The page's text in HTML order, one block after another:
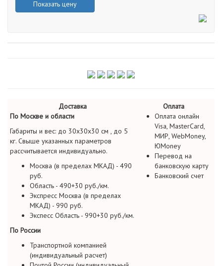
Показать цену
Доставка
Оплата
По Москве и области
Габариты и вес: до 30х30х30 см , до 5
кг. Свыше указанных параметров
рассчитывается индивидуально.
Москва (в пределах МКАД) - 490
руб.
Область - 490+30 руб./км.
Экспресс Москва (в пределах
МКАД) - 990 руб.
Экспесс Область - 990+30 руб./км.
По России
Транспортной компанией
(индивидуальный расчет)
Оплата онлайн
Visa, MasterCard,
МИР, WebMoney,
ЮMoney
Перевод на
банковскую карту
Банковский счет